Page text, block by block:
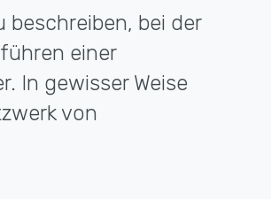
beschreiben, bei der
einer
In gewisser Weise
von